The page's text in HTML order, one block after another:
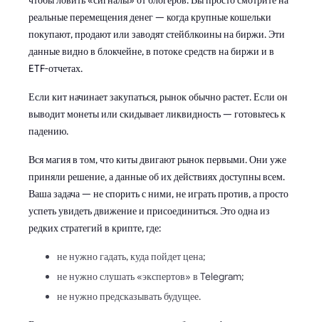
реальные перемещения денег — когда крупные кошельки
покупают, продают или заводят стейблкоины на биржи. Эти
данные видно в блокчейне, в потоке средств на биржи и в
ETF-отчетах.
Если кит начинает закупаться, рынок обычно растет. Если он
выводит монеты или скидывает ликвидность — готовьтесь к
падению.
Вся магия в том, что киты двигают рынок первыми. Они уже
приняли решение, а данные об их действиях доступны всем.
Ваша задача — не спорить с ними, не играть против, а просто
успеть увидеть движение и присоединиться. Это одна из
редких стратегий в крипте, где:
не нужно гадать, куда пойдет цена;
не нужно слушать «экспертов» в Telegram;
не нужно предсказывать будущее.